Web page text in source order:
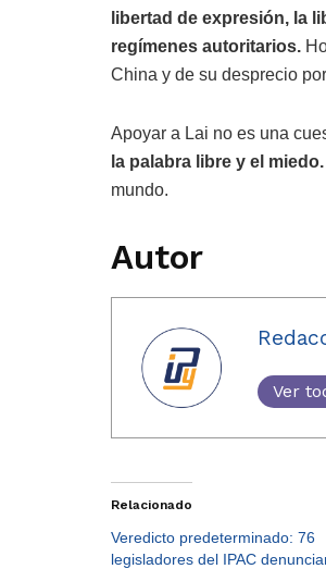
libertad de expresión, la
regímenes autoritarios.
China y de su desprecio
Apoyar a Lai no es una
la palabra libre y el
mundo.
Autor
Ver
Relacionado
Veredicto predeterminado: 76
legisladores del IPAC